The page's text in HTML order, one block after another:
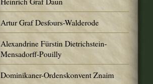
Artur Graf Desfours-Walderode
Alexandrine Fürstin Dietrichstein-
Mensadorff-Pouilly
Dominikaner-Ordenskonvent Znaim